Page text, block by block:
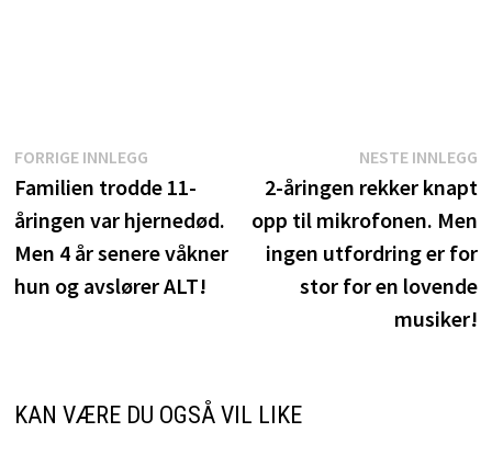
Innleggsnavigasjon
FORRIGE INNLEGGForrige
innlegg:
Familien trodde 11-
åringen var hjernedød.
Men 4 år senere våkner
hun og avslører ALT!
NESTE INNLEGG
2-åringen rekker knapt
opp til mikrofonen. Men
ingen utfordring er for
stor for en lovende
musiker!
KAN VÆRE DU OGSÅ VIL LIKE